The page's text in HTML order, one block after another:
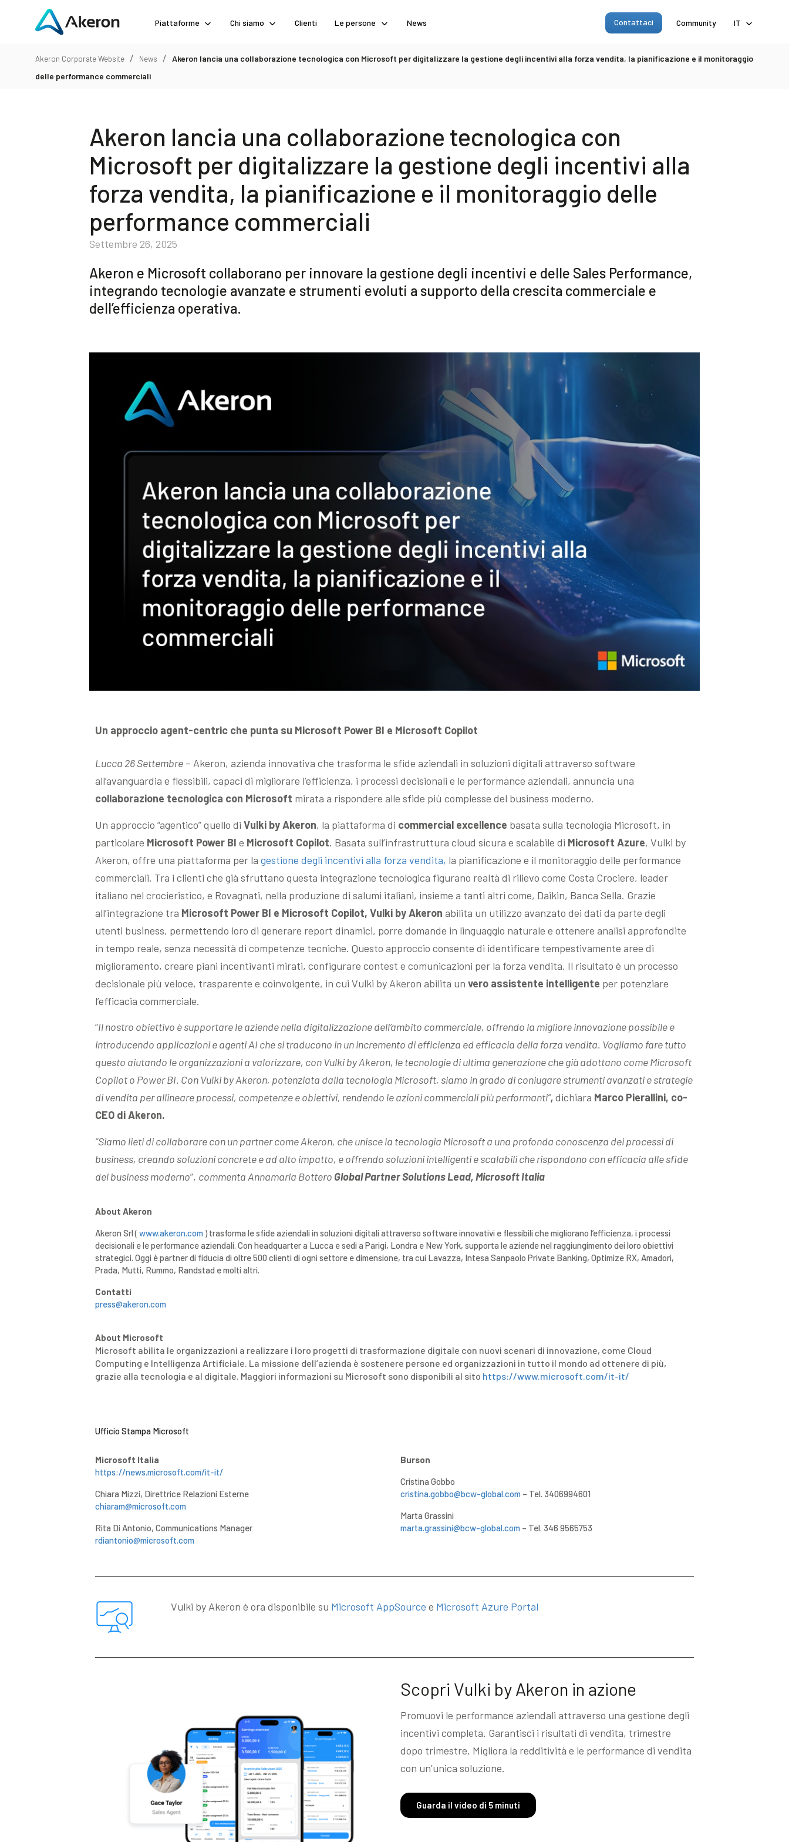
Piattaforme Chi siamo Clienti Le persone News Contattaci Community IT
Akeron Corporate Website / News / Akeron lancia una collaborazione tecnologica con Microsoft per digitalizzare la gestione degli incentivi alla forza vendita, la pianificazione e il monitoraggio
delle performance commerciali
Akeron lancia una collaborazione tecnologica con
Microsoft per digitalizzare la gestione degli incentivi alla
forza vendita, la pianificazione e il monitoraggio delle
performance commerciali
Settembre 26, 2025
Akeron e Microsoft collaborano per innovare la gestione degli incentivi e delle Sales Performance,
integrando tecnologie avanzate e strumenti evoluti a supporto della crescita commerciale e
dell’efficienza operativa.
Un approccio agent-centric che punta su Microsoft Power BI e Microsoft Copilot
Lucca 26 Settembre – Akeron, azienda innovativa che trasforma le sfide aziendali in soluzioni digitali attraverso software
all’avanguardia e flessibili, capaci di migliorare l’efficienza, i processi decisionali e le performance aziendali, annuncia una
collaborazione tecnologica con Microsoft mirata a rispondere alle sfide più complesse del business moderno.
Un approccio “agentico” quello di Vulki by Akeron, la piattaforma di commercial excellence basata sulla tecnologia Microsoft, in
particolare Microsoft Power BI e Microsoft Copilot. Basata sull’infrastruttura cloud sicura e scalabile di Microsoft Azure, Vulki by
Akeron, offre una piattaforma per la gestione degli incentivi alla forza vendita, la pianificazione e il monitoraggio delle performance
commerciali. Tra i clienti che già sfruttano questa integrazione tecnologica figurano realtà di rilievo come Costa Crociere, leader
italiano nel crocieristico, e Rovagnati, nella produzione di salumi italiani, insieme a tanti altri come, Daikin, Banca Sella. Grazie
all’integrazione tra Microsoft Power BI e Microsoft Copilot, Vulki by Akeron abilita un utilizzo avanzato dei dati da parte degli
utenti business, permettendo loro di generare report dinamici, porre domande in linguaggio naturale e ottenere analisi approfondite
in tempo reale, senza necessità di competenze tecniche. Questo approccio consente di identificare tempestivamente aree di
miglioramento, creare piani incentivanti mirati, configurare contest e comunicazioni per la forza vendita. Il risultato è un processo
decisionale più veloce, trasparente e coinvolgente, in cui Vulki by Akeron abilita un vero assistente intelligente per potenziare
l’efficacia commerciale.
“Il nostro obiettivo è supportare le aziende nella digitalizzazione dell’ambito commerciale, offrendo la migliore innovazione possibile e
introducendo applicazioni e agenti AI che si traducono in un incremento di efficienza ed efficacia della forza vendita. Vogliamo fare tutto
questo aiutando le organizzazioni a valorizzare, con Vulki by Akeron, le tecnologie di ultima generazione che già adottano come Microsoft
Copilot o Power BI. Con Vulki by Akeron, potenziata dalla tecnologia Microsoft, siamo in grado di coniugare strumenti avanzati e strategie
di vendita per allineare processi, competenze e obiettivi, rendendo le azioni commerciali più performanti”,dichiara Marco Pierallini, co-
CEO di Akeron.
“Siamo lieti di collaborare con un partner come Akeron, che unisce la tecnologia Microsoft a una profonda conoscenza dei processi di
business, creando soluzioni concrete e ad alto impatto, e offrendo soluzioni intelligenti e scalabili che rispondono con efficacia alle sfide
del business moderno”, commenta Annamaria Bottero Global Partner Solutions Lead, Microsoft Italia
About Akeron
Akeron Srl ( www.akeron.com ) trasforma le sfide aziendali in soluzioni digitali attraverso software innovativi e flessibili che migliorano l’efficienza, i processi
decisionali e le performance aziendali. Con headquarter a Lucca e sedi a Parigi, Londra e New York, supporta le aziende nel raggiungimento dei loro obiettivi
strategici. Oggi è partner di fiducia di oltre 500 clienti di ogni settore e dimensione, tra cui Lavazza, Intesa Sanpaolo Private Banking, Optimize RX, Amadori,
Prada, Mutti, Rummo, Randstad e molti altri.
Contatti
press@akeron.com
About Microsoft
Microsoft abilita le organizzazioni a realizzare i loro progetti di trasformazione digitale con nuovi scenari di innovazione, come Cloud
Computing e Intelligenza Artificiale. La missione dell’azienda è sostenere persone ed organizzazioni in tutto il mondo ad ottenere di più,
grazie alla tecnologia e al digitale. Maggiori informazioni su Microsoft sono disponibili al sito https://www.microsoft.com/it-it/
Ufficio Stampa Microsoft
Microsoft Italia
https://news.microsoft.com/it-it/
Chiara Mizzi, Direttrice Relazioni Esterne
chiaram@microsoft.com
Rita Di Antonio, Communications Manager
rdiantonio@microsoft.com
Burson
Cristina Gobbo
cristina.gobbo@bcw-global.com – Tel. 3406994601
Marta Grassini
marta.grassini@bcw-global.com – Tel. 346 9565753
Vulki by Akeron è ora disponibile su Microsoft AppSource e Microsoft Azure Portal
Scopri Vulki by Akeron in azione
Promuovi le performance aziendali attraverso una gestione degli
incentivi completa. Garantisci i risultati di vendita, trimestre
dopo trimestre. Migliora la redditività e le performance di vendita
con un’unica soluzione.
Guarda il video di 5 minuti